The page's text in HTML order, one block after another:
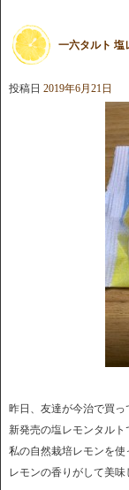
一六タルト 塩
投稿日 2019年6月21日
昨日、友達が今治で買っ
新発売の塩レモンタルト
私の自然栽培レモンを使
レモンの香りがして美味